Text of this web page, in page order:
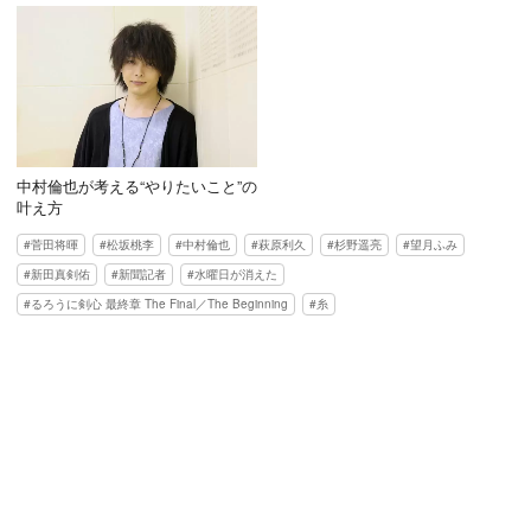
中村倫也が考える“やりたいこと”の
叶え方
菅田将暉 松坂桃李 中村倫也 萩原利久 杉野遥亮
望月ふみ
新田真剣佑
新聞記者
水曜日が消えた
るろうに剣心 最終章 The Final／The Beginning
糸